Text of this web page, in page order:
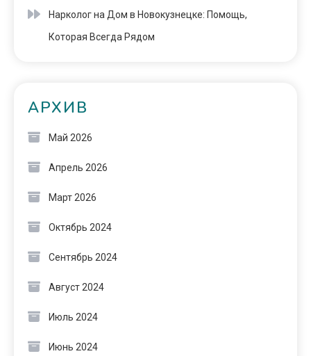
Нарколог на Дом в Новокузнецке: Помощь,
Которая Всегда Рядом
АРХИВ
Май 2026
Апрель 2026
Март 2026
Октябрь 2024
Сентябрь 2024
Август 2024
Июль 2024
Июнь 2024